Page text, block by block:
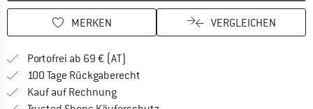
MERKEN VERGLEICHEN
Portofrei ab 69 € (AT)
100 Tage Rückgaberecht
Kauf auf RechnungFinde die Zahlungs-Infos hier! Öffnet